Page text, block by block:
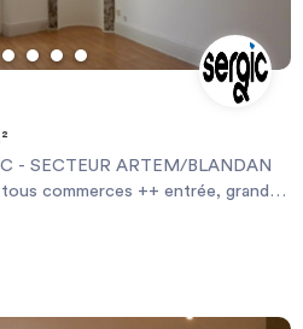
- SECTEUR ARTEM/BLANDAN
commerces ++ entrée, grand
cusine équipée (meubles,
wc, placard - chauffage individuel
auxquels ce bien est exposé